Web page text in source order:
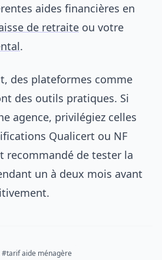
aides financières en
de retraite ou votre
.
des plateformes comme
des outils pratiques. Si
agence, privilégiez celles
Qualicert ou NF
recommandé de tester la
un à deux mois avant
#tarif aide ménagère